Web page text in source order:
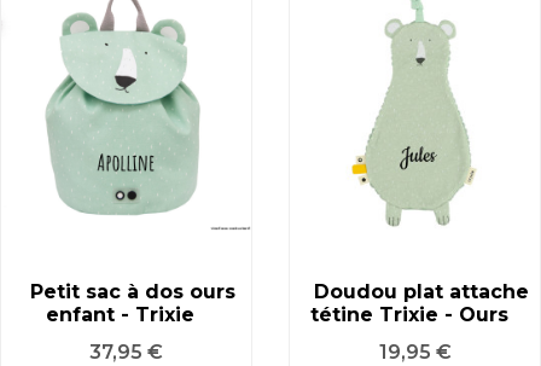
Petit sac à dos ours
enfant - Trixie
Prix
37,95 €
Doudou plat attache
tétine Trixie - Ours
Prix
19,95 €